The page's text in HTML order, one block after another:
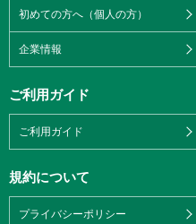
初めての方へ（個人の方）
企業情報
ご利用ガイド
ご利用ガイド
規約について
プライバシーポリシー